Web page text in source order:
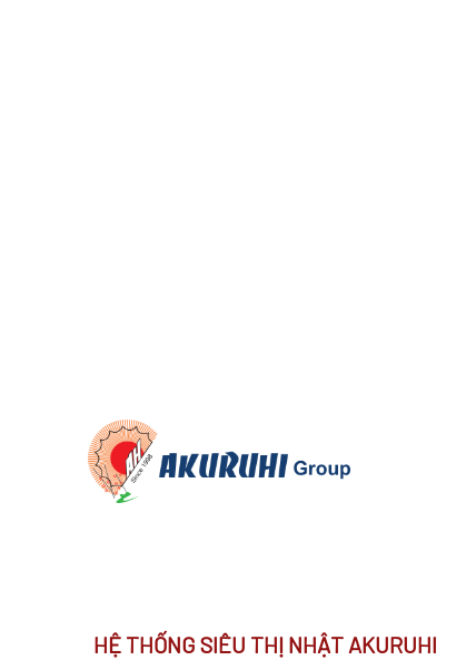
HỆ THỐNG SIÊU THỊ NHẬT AKURUHI